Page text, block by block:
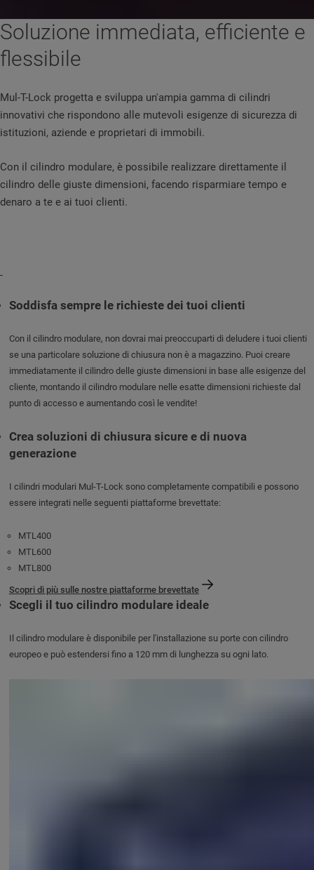
Soluzione immediata, efficiente e
flessibile
Mul-T-Lock progetta e sviluppa un'ampia gamma di cilindri
innovativi che rispondono alle mutevoli esigenze di sicurezza di
istituzioni, aziende e proprietari di immobili.
Con il cilindro modulare, è possibile realizzare direttamente il
cilindro delle giuste dimensioni, facendo risparmiare tempo e
denaro a te e ai tuoi clienti.
Soddisfa sempre le richieste dei tuoi clienti
Con il cilindro modulare, non dovrai mai preoccuparti di deludere i tuoi clienti
se una particolare soluzione di chiusura non è a magazzino. Puoi creare
immediatamente il cilindro delle giuste dimensioni in base alle esigenze del
cliente, montando il cilindro modulare nelle esatte dimensioni richieste dal
punto di accesso e aumentando così le vendite!
Crea soluzioni di chiusura sicure e di nuova
generazione
I cilindri modulari Mul-T-Lock sono completamente compatibili e possono
essere integrati nelle seguenti piattaforme brevettate:
MTL400
MTL600
MTL800
Scopri di più sulle nostre piattaforme brevettate
Scegli il tuo cilindro modulare ideale
Il cilindro modulare è disponibile per l'installazione su porte con cilindro
europeo e può estendersi fino a 120 mm di lunghezza su ogni lato.